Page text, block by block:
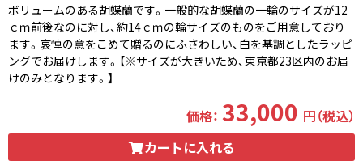
ボリュームのある胡蝶蘭です。一般的な胡蝶蘭の一輪のサイズが12
ｃｍ前後なのに対し、約14ｃｍの輪サイズのものをご用意しており
ます。哀悼の意をこめて贈るのにふさわしい、白を基調としたラッピ
ングでお届けします。【※サイズが大きいため、東京都23区内のお届
けのみとなります。】
価格： 33,000 円（税込）
カートに入れる